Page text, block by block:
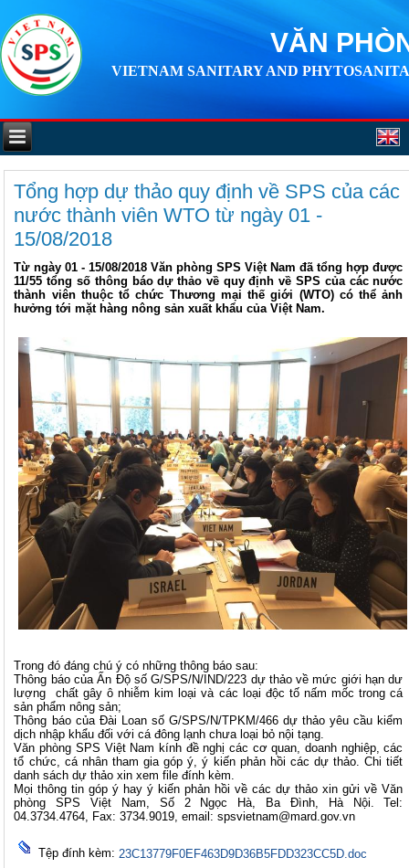
VĂN
VIETNAM SANITARY AND
Tổng hợp dự thảo quy định về SPS của các
nước thành viên WTO từ ngày 01 -
15/08/2018
Từ ngày 01 - 15/08/2018 Văn phòng SPS Việt Nam đã tổng hợp được
11/55 tổng số thông báo dự thảo về quy định về SPS của các nước
thành viên thuộc tổ chức Thương mại thế giới (WTO) có thể ảnh
hưởng tới mặt hàng nông sản xuất khẩu của Việt Nam.
Trong đó đáng chú ý có những thông báo sau:
Thông báo của Ấn Độ số G/SPS/N/IND/223 dự thảo về mức giới hạn dư
lượng chất gây ô nhiễm kim loại và các loại độc tố nấm mốc trong cá
sản phẩm nông sản;
Thông báo của Đài Loan số G/SPS/N/TPKM/466 dự thảo yêu cầu kiểm
dịch nhập khẩu đối với cá đông lạnh chưa loại bỏ nội tạng.
Văn phòng SPS Việt Nam kính đề nghị các cơ quan, doanh nghiệp, các
tổ chức, cá nhân tham gia góp ý, ý kiến phản hồi các dự thảo. Chi tiết
danh sách dự thảo xin xem file đính kèm.
Mọi thông tin góp ý hay ý kiến phản hồi về các dự thảo xin gửi về Văn
phòng SPS Việt Nam, Số 2 Ngọc Hà, Ba Đình, Hà Nội. Tel:
04.3734.4764, Fax: 3734.9019, email:spsvietnam@mard.gov.vn
Tệp đính kèm: 23C13779F0EF463D9D36B5FDD323CC5D.doc